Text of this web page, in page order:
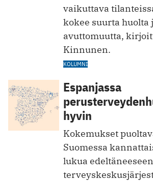
vaikuttava
kokee suurta huolta
avuttomuutta,
Kinnunen.
KOLUMNI
Espanjassa
hyvin
Kokemukset
Suomessa
lukua edeltäneeseen